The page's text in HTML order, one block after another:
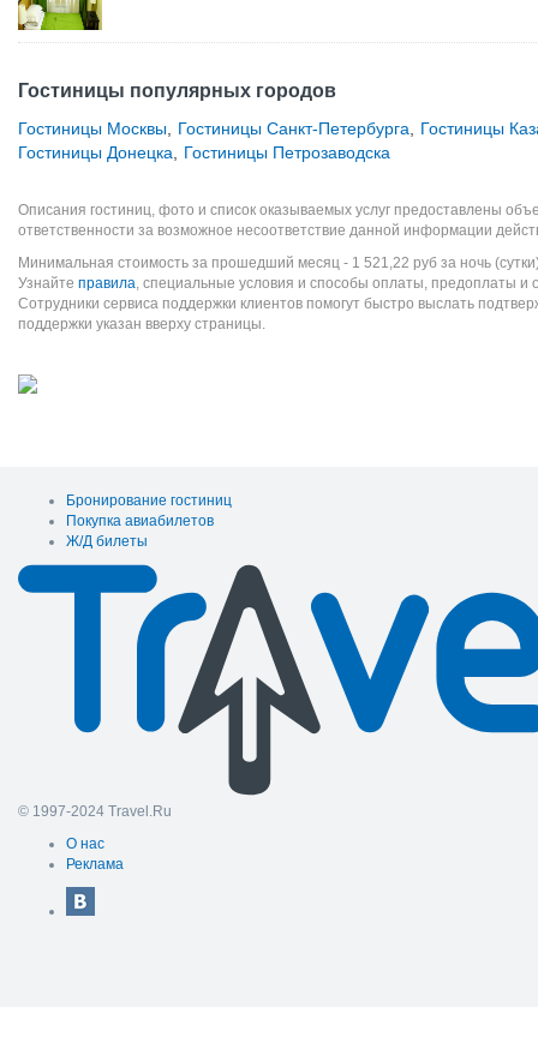
Гостиницы популярных городов
Гостиницы Москвы Гостиницы Санкт-Петербурга
Гостиницы
Гостиницы Донецка
Гостиницы Петрозаводска
Описания гостиниц, фото и список оказываемых услуг предоставлены
ответственности за возможное несоответствие данной информации
Минимальная стоимость за прошедший месяц - 1 521,22 руб за ночь
Узнайте правила, специальные условия и способы оплаты, предоплаты и
Сотрудники сервиса поддержки клиентов помогут быстро выслать
поддержки указан вверху страницы.
Бронирование гостиниц
Покупка авиабилетов
Ж/Д билеты
© 1997-2024 Travel.Ru
О нас
Реклама